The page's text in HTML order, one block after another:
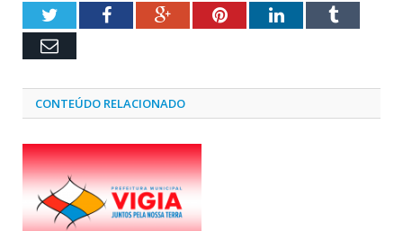
TwitterFacebookGoogle+PinterestLinkedInTumblr
Email
CONTEÚDO RELACIONADO